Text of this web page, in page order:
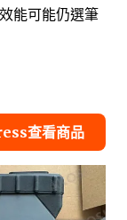
能可能仍選筆
查看商品